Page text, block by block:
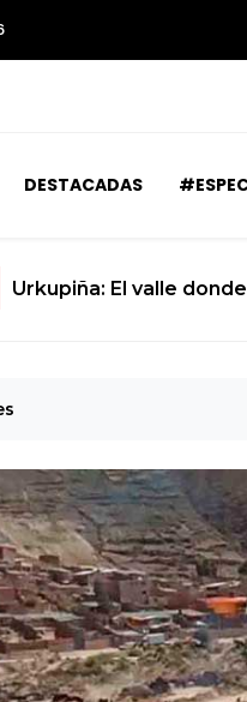
DESTACADAS
brota milagros y la fe